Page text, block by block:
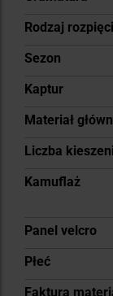
Rodzaj
Sezon
Kaptur
Materiał
Liczba kieszeni
Kamuflaż
Panel velcro
Płeć
Faktura